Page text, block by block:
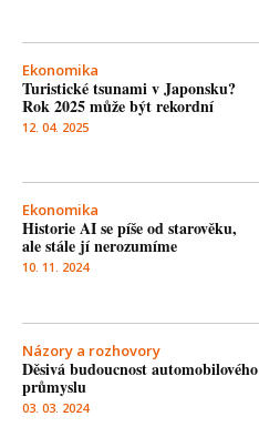
Ekonomika
Turistické tsunami v Japonsku?
Rok 2025 může být rekordní
12. 04. 2025
Ekonomika
Historie AI se píše od starověku,
ale stále jí nerozumíme
10. 11. 2024
Názory a rozhovory
Děsivá budoucnost automobilového
průmyslu
03. 03. 2024